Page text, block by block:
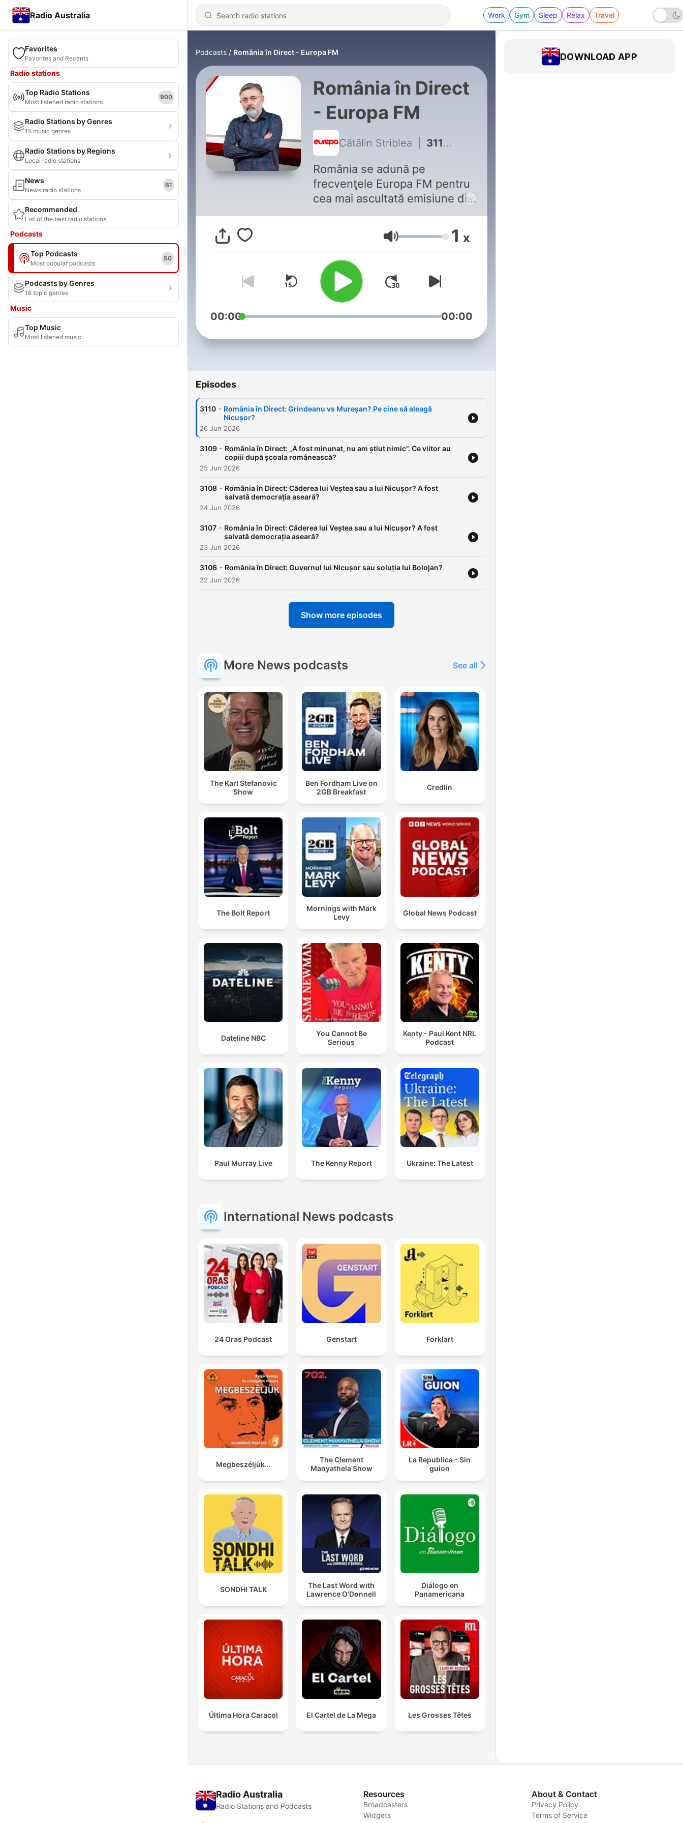
Radio Australia Work Gym Sleep Relax Travel
Favorites
Favorites and Recents
Radio stations
Top Radio Stations
Most listened radio stations
900
Radio Stations by Genres
15 music genres
Radio Stations by Regions
Local radio stations
News
News radio stations
61
Recommended
List of the best radio stations
Podcasts
Top Podcasts
Most popular podcasts
50
Podcasts by Genres
18 topic genres
Music
Top Music
Most listened music
Podcasts România în Direct - Europa FM
România în Direct
- Europa FM
Cătălin Striblea 3110 - România în Direct: Grindeanu vs Mureșan? Pe cine să aleagă Nicușor?
România se adună pe
frecvenţele Europa FM pentru
cea mai ascultată emisiune din
ţară în care românii se fac
Volume 1 x
00:00 00:00
Episodes
3110 - România în Direct: Grindeanu vs Mureșan? Pe cine să aleagă
Nicușor?
26 Jun 2026
3109 - România în Direct: „A fost minunat, nu am știut nimic”. Ce viitor au
copiii după școala românească?
25 Jun 2026
3108 - România în Direct: Căderea lui Veștea sau a lui Nicușor? A fost
salvată democrația aseară?
24 Jun 2026
3107 - România în Direct: Căderea lui Veștea sau a lui Nicușor? A fost
salvată democrația aseară?
23 Jun 2026
3106 - România în Direct: Guvernul lui Nicușor sau soluția lui Bolojan?
22 Jun 2026
Show more episodes
More News podcasts See all
The Karl Stefanovic
Show
Ben Fordham Live on
2GB Breakfast
Credlin
The Bolt Report
Mornings with Mark
Levy
Global News Podcast
Dateline NBC
You Cannot Be
Serious
Kenty - Paul Kent NRL
Podcast
Paul Murray Live The Kenny Report Ukraine: The Latest
International News podcasts
24 Oras Podcast Genstart Forklart
Megbeszéljük...
The Clement
Manyathela Show
La Republica - Sin
guion
SONDHI TALK
The Last Word with
Lawrence O’Donnell
Diálogo en
Panamericana
Última Hora Caracol El Cartel de La Mega Les Grosses Têtes
DOWNLOAD APP
Radio Australia
Radio Stations and Podcasts
Resources
Broadcasters
Widgets
About & Contact
Privacy Policy
Terms of Service